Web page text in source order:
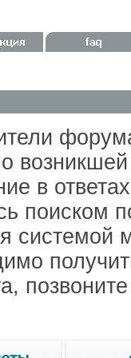
в
поиском
системой